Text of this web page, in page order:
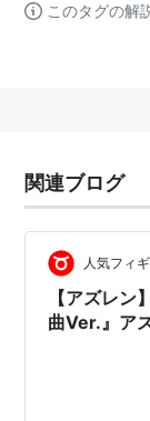
このタグの解
関連ブログ
人気フィ
【アズレ
曲Ver.』ア